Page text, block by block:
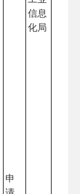
信息
化局
申